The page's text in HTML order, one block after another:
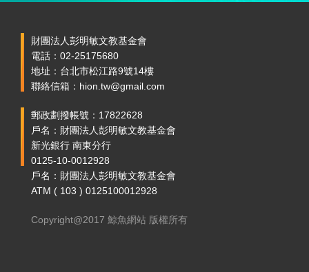
財團法人彭明敏文教基金會
電話：02-25175680
地址：台北市松江路9號14樓
聯絡信箱：hion.tw@gmail.com
郵政劃撥帳號：17822628
戶名：財團法人彭明敏文教基金會
新光銀行 南東分行
0125-10-0012928
戶名：財團法人彭明敏文教基金會
ATM ( 103 ) 0125100012928
Copyright@2017 鯨魚網站 版權所有